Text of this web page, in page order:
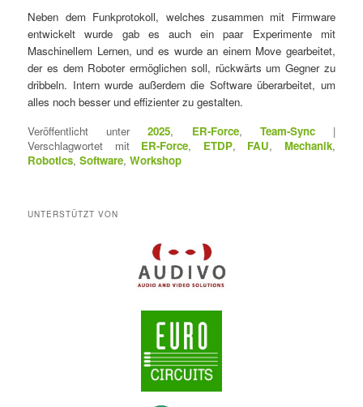
Neben dem Funkprotokoll, welches zusammen mit Firmware
entwickelt wurde gab es auch ein paar Experimente mit
Maschinellem Lernen, und es wurde an einem Move gearbeitet,
der es dem Roboter ermöglichen soll, rückwärts um Gegner zu
dribbeln. Intern wurde außerdem die Software überarbeitet, um
alles noch besser und effizienter zu gestalten.
Veröffentlicht unter
2025, ER-Force, Team-Sync
|
Verschlagwortet mit
ER-Force, ETDP, FAU,Mechanik,
Robotics,Software,Workshop
UNTERSTÜTZT VON